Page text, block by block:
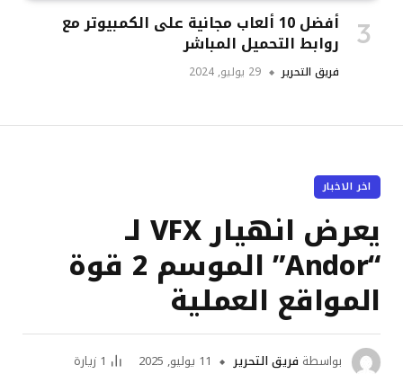
أفضل 10 ألعاب مجانية على الكمبيوتر مع
روابط التحميل المباشر
فريق التحرير 29 يوليو, 2024
اخر الاخبار
يعرض انهيار VFX لـ
“Andor” الموسم 2 قوة
المواقع العملية
بواسطة فريق التحرير 11 يوليو, 2025 1 زيارة